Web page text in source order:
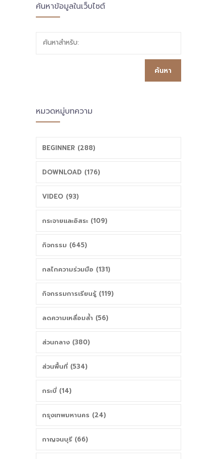
ค้นหาข้อมูลในเว็บไซต์
ค้นหาสำหรับ:
หมวดหมู่บทความ
BEGINNER (288)
DOWNLOAD (176)
VIDEO (93)
กระจายและอิสระ (109)
กิจกรรม (645)
กลไกความร่วมมือ (131)
กิจกรรมการเรียนรู้ (119)
ลดความเหลื่อมล้ำ (56)
ส่วนกลาง (380)
ส่วนพื้นที่ (534)
กระบี่ (14)
กรุงเทพมหานคร (24)
กาญจนบุรี (66)